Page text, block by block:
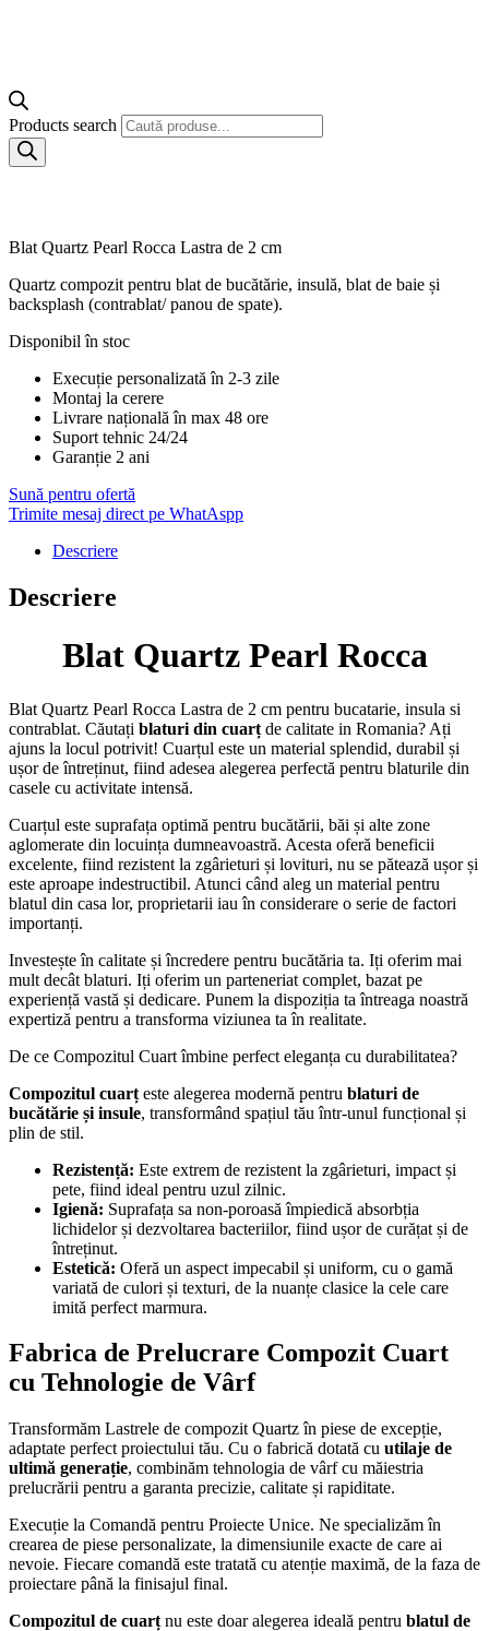
Products search
Blat Quartz Pearl Rocca Lastra de 2 cm
Quartz compozit pentru blat de bucătărie, insulă, blat de baie și
backsplash (contrablat/ panou de spate).
Disponibil în stoc
Execuție personalizată în 2-3 zile
Montaj la cerere
Livrare națională în max 48 ore
Suport tehnic 24/24
Garanție 2 ani
Sună pentru ofertă
Trimite mesaj direct pe WhatAspp
Descriere
Descriere
Blat Quartz Pearl Rocca
Blat Quartz Pearl Rocca Lastra de 2 cm pentru bucatarie, insula si
contrablat. Căutați blaturi din cuarț de calitate in Romania? Ați
ajuns la locul potrivit! Cuarțul este un material splendid, durabil și
ușor de întreținut, fiind adesea alegerea perfectă pentru blaturile din
casele cu activitate intensă.
Cuarțul este suprafața optimă pentru bucătării, băi și alte zone
aglomerate din locuința dumneavoastră. Acesta oferă beneficii
excelente, fiind rezistent la zgârieturi și lovituri, nu se pătează ușor și
este aproape indestructibil. Atunci când aleg un material pentru
blatul din casa lor, proprietarii iau în considerare o serie de factori
importanți.
Investește în calitate și încredere pentru bucătăria ta. Iți oferim mai
mult decât blaturi. Iți oferim un parteneriat complet, bazat pe
experiență vastă și dedicare. Punem la dispoziția ta întreaga noastră
expertiză pentru a transforma viziunea ta în realitate.
De ce Compozitul Cuart îmbine perfect eleganța cu durabilitatea?
Compozitul cuarț este alegerea modernă pentru blaturi de
bucătărie și insule, transformând spațiul tău într-unul funcțional și
plin de stil.
Rezistență: Este extrem de rezistent la zgârieturi, impact și
pete, fiind ideal pentru uzul zilnic.
Igienă: Suprafața sa non-poroasă împiedică absorbția
lichidelor și dezvoltarea bacteriilor, fiind ușor de curățat și de
întreținut.
Estetică: Oferă un aspect impecabil și uniform, cu o gamă
variată de culori și texturi, de la nuanțe clasice la cele care
imită perfect marmura.
Fabrica de Prelucrare Compozit Cuart
cu Tehnologie de Vârf
Transformăm Lastrele de compozit Quartz în piese de excepție,
adaptate perfect proiectului tău. Cu o fabrică dotată cu utilaje de
ultimă generație, combinăm tehnologia de vârf cu măiestria
prelucrării pentru a garanta precizie, calitate și rapiditate.
Execuție la Comandă pentru Proiecte Unice. Ne specializăm în
crearea de piese personalizate, la dimensiunile exacte de care ai
nevoie. Fiecare comandă este tratată cu atenție maximă, de la faza de
proiectare până la finisajul final.
Compozitul de cuarț nu este doar alegerea ideală pentru blatul de